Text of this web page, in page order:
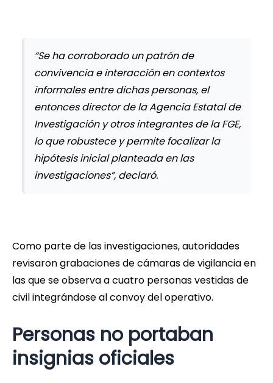
“Se ha corroborado un patrón de
convivencia e interacción en contextos
informales entre dichas personas, el
entonces director de la Agencia Estatal de
Investigación y otros integrantes de la FGE,
lo que robustece y permite focalizar la
hipótesis inicial planteada en las
investigaciones”, declaró.
Como parte de las investigaciones, autoridades
revisaron grabaciones de cámaras de vigilancia en
las que se observa a cuatro personas vestidas de
civil integrándose al convoy del operativo.
Personas no portaban
insignias oficiales